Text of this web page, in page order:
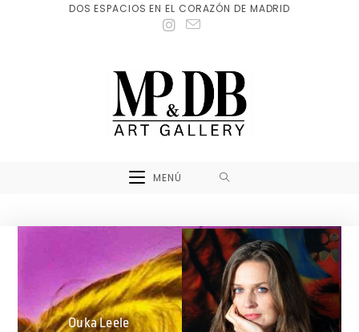
DOS ESPACIOS EN EL CORAZÓN DE MADRID
MENÚ
Ouka Leele